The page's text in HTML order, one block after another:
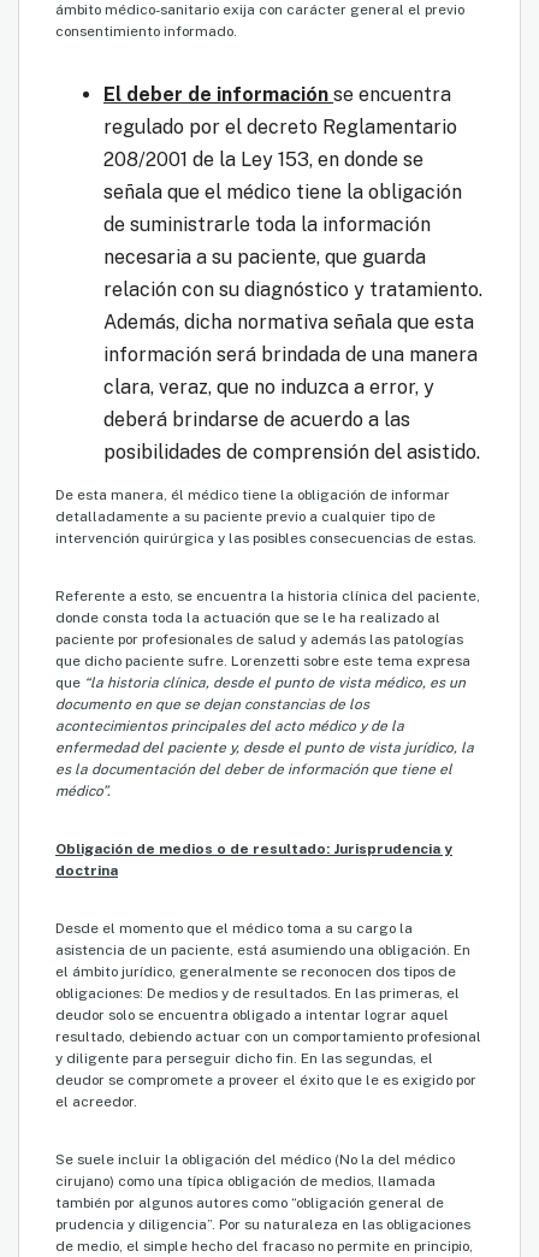
ámbito médico-sanitario exija con carácter general el previo
consentimiento informado.
El deber de información se encuentra
regulado por el decreto Reglamentario
208/2001 de la Ley 153, en donde se
señala que el médico tiene la obligación
de suministrarle toda la información
necesaria a su paciente, que guarda
relación con su diagnóstico y tratamiento.
Además, dicha normativa señala que esta
información será brindada de una manera
clara, veraz, que no induzca a error, y
deberá brindarse de acuerdo a las
posibilidades de comprensión del asistido.
De esta manera, él médico tiene la obligación de informar
detalladamente a su paciente previo a cualquier tipo de
intervención quirúrgica y las posibles consecuencias de estas.
Referente a esto, se encuentra la historia clínica del paciente,
donde consta toda la actuación que se le ha realizado al
paciente por profesionales de salud y además las patologías
que dicho paciente sufre. Lorenzetti sobre este tema expresa
que “la historia clínica, desde el punto de vista médico, es un
documento en que se dejan constancias de los
acontecimientos principales del acto médico y de la
enfermedad del paciente y, desde el punto de vista jurídico, la
es la documentación del deber de información que tiene el
médico”.
Obligación de medios o de resultado: Jurisprudencia y
doctrina
Desde el momento que el médico toma a su cargo la
asistencia de un paciente, está asumiendo una obligación. En
el ámbito jurídico, generalmente se reconocen dos tipos de
obligaciones: De medios y de resultados. En las primeras, el
deudor solo se encuentra obligado a intentar lograr aquel
resultado, debiendo actuar con un comportamiento profesional
y diligente para perseguir dicho fin. En las segundas, el
deudor se compromete a proveer el éxito que le es exigido por
el acreedor.
Se suele incluir la obligación del médico (No la del médico
cirujano) como una típica obligación de medios, llamada
también por algunos autores como “obligación general de
prudencia y diligencia”. Por su naturaleza en las obligaciones
de medio, el simple hecho del fracaso no permite en principio,